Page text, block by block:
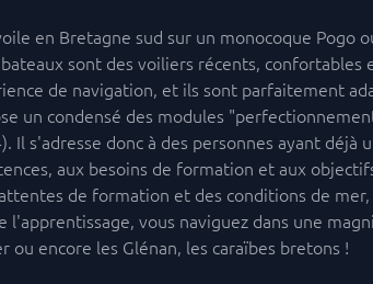
en Bretagne sud sur un monocoque Pogo
sont des voiliers récents,
de navigation, et ils sont parfaitement
un condensé des modules
Il s'adresse donc à des personnes ayant déjà
aux besoins de formation et aux
de formation et des conditions de
l'apprentissage, vous naviguez dans une
ou encore les Glénan, les caraïbes bretons !